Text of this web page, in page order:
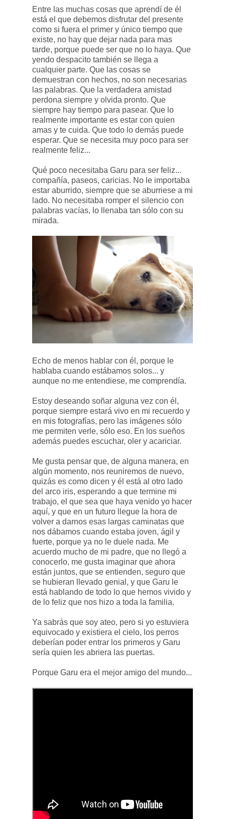
Entre las muchas cosas que aprendí de él
está el que debemos disfrutar del presente
como si fuera el primer y único tiempo que
existe, no hay que dejar nada para mas
tarde, porque puede ser que no lo haya. Que
yendo despacito también se llega a
cualquier parte. Que las cosas se
demuestran con hechos, no son necesarias
las palabras. Que la verdadera amistad
perdona siempre y olvida pronto. Que
siempre hay tiempo para pasear. Que lo
realmente importante es estar con quien
amas y te cuida. Que todo lo demás puede
esperar. Que se necesita muy poco para ser
realmente feliz...
Qué poco necesitaba Garu para ser feliz...
compañía, paseos, caricias. No le importaba
estar aburrido, siempre que se aburriese a mi
lado. No necesitaba romper el silencio con
palabras vacías, lo llenaba tan sólo con su
mirada.
Echo de menos hablar con él, porque le
hablaba cuando estábamos solos... y
aunque no me entendiese, me comprendía.
Estoy deseando soñar alguna vez con él,
porque siempre estará vivo en mi recuerdo y
en mis fotografías, pero las imágenes sólo
me permiten verle, sólo eso. En los sueños
además puedes escuchar, oler y acariciar.
Me gusta pensar que, de alguna manera, en
algún momento, nos reuniremos de nuevo,
quizás es como dicen y él está al otro lado
del arco iris, esperando a que termine mi
trabajo, el que sea que haya venido yo hacer
aquí, y que en un futuro llegue la hora de
volver a darnos esas largas caminatas que
nos dábamos cuando estaba joven, ágil y
fuerte, porque ya no le duele nada. Me
acuerdo mucho de mi padre, que no llegó a
conocerlo, me gusta imaginar que ahora
están juntos, que se entienden, seguro que
se hubieran llevado genial, y que Garu le
está hablando de todo lo que hemos vivido y
de lo feliz que nos hizo a toda la familia.
Ya sabrás que soy ateo, pero si yo estuviera
equivocado y existiera el cielo, los perros
deberían poder entrar los primeros y Garu
sería quien les abriera las puertas.
Porque Garu era el mejor amigo del mundo...